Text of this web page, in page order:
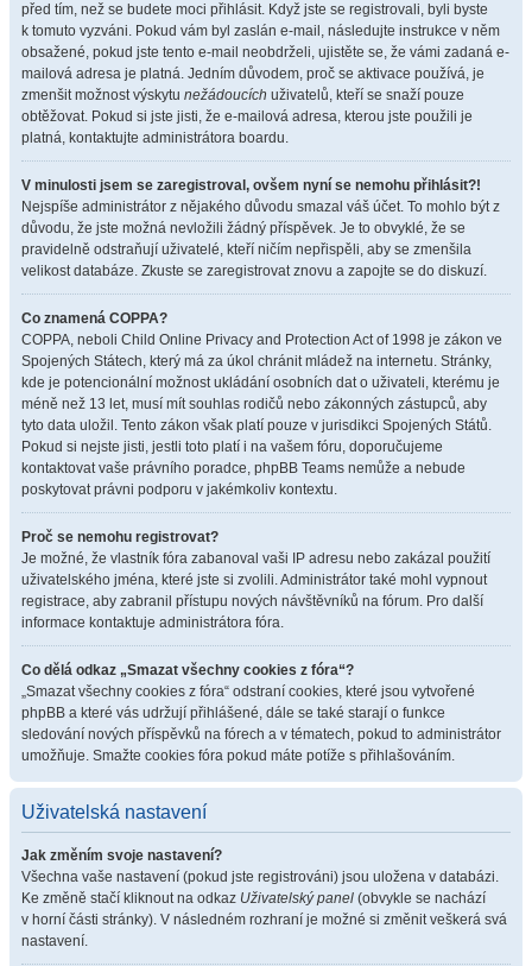
před tím, než se budete moci přihlásit. Když jste se registrovali, byli byste
k tomuto vyzváni. Pokud vám byl zaslán e-mail, následujte instrukce v něm
obsažené, pokud jste tento e-mail neobdrželi, ujistěte se, že vámi zadaná e-
mailová adresa je platná. Jedním důvodem, proč se aktivace používá, je
zmenšit možnost výskytu nežádoucích uživatelů, kteří se snaží pouze
obtěžovat. Pokud si jste jisti, že e-mailová adresa, kterou jste použili je
platná, kontaktujte administrátora boardu.
V minulosti jsem se zaregistroval, ovšem nyní se nemohu přihlásit?!
Nejspíše administrátor z nějakého důvodu smazal váš účet. To mohlo být z
důvodu, že jste možná nevložili žádný příspěvek. Je to obvyklé, že se
pravidelně odstraňují uživatelé, kteří ničím nepřispěli, aby se zmenšila
velikost databáze. Zkuste se zaregistrovat znovu a zapojte se do diskuzí.
Co znamená COPPA?
COPPA, neboli Child Online Privacy and Protection Act of 1998 je zákon ve
Spojených Státech, který má za úkol chránit mládež na internetu. Stránky,
kde je potencionální možnost ukládání osobních dat o uživateli, kterému je
méně než 13 let, musí mít souhlas rodičů nebo zákonných zástupců, aby
tyto data uložil. Tento zákon však platí pouze v jurisdikci Spojených Států.
Pokud si nejste jisti, jestli toto platí i na vašem fóru, doporučujeme
kontaktovat vaše právního poradce, phpBB Teams nemůže a nebude
poskytovat právni podporu v jakémkoliv kontextu.
Proč se nemohu registrovat?
Je možné, že vlastník fóra zabanoval vaši IP adresu nebo zakázal použití
uživatelského jména, které jste si zvolili. Administrátor také mohl vypnout
registrace, aby zabranil přístupu nových návštěvníků na fórum. Pro další
informace kontaktuje administrátora fóra.
Co dělá odkaz „Smazat všechny cookies z fóra“?
„Smazat všechny cookies z fóra“ odstraní cookies, které jsou vytvořené
phpBB a které vás udržují přihlášené, dále se také starají o funkce
sledování nových příspěvků na fórech a v tématech, pokud to administrátor
umožňuje. Smažte cookies fóra pokud máte potíže s přihlašováním.
Uživatelská nastavení
Jak změním svoje nastavení?
Všechna vaše nastavení (pokud jste registrováni) jsou uložena v databázi.
Ke změně stačí kliknout na odkaz Uživatelský panel (obvykle se nachází
v horní části stránky). V následném rozhraní je možné si změnit veškerá svá
nastavení.